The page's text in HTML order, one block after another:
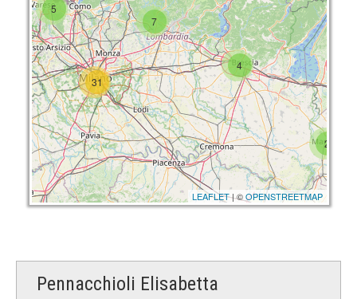
2
4
5
7
31
LEAFLET| ©OPENSTREETMAP
Pennacchioli Elisabetta